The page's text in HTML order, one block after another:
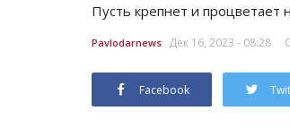
Пусть крепнет и процветает
Pavlodarnews Дек 16, 2023 - 08:28
Facebook